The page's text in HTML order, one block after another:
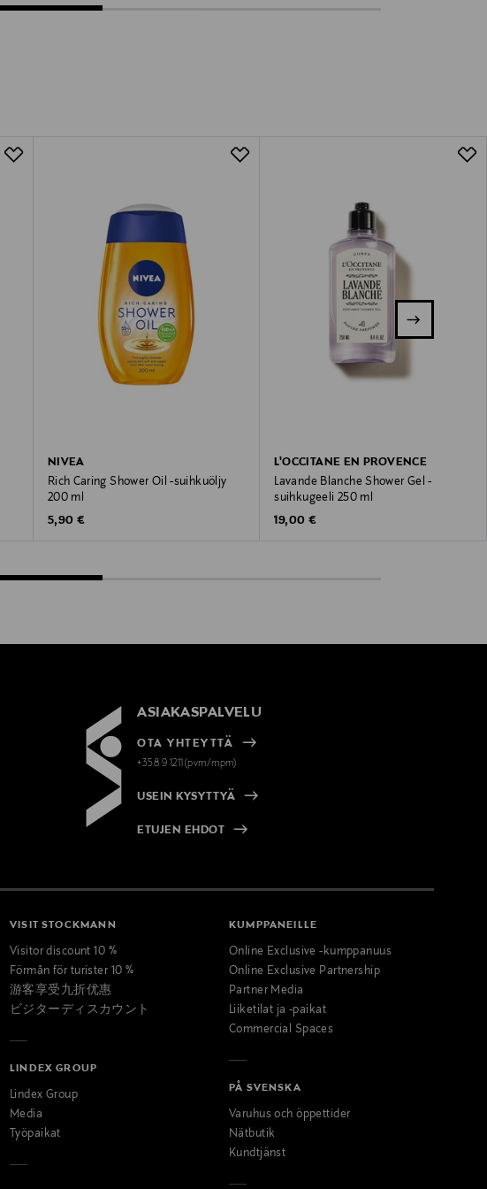
NIVEA
Rich Caring Shower Oil -suihkuöljy
200 ml
Original Price
5,90 €
L'OCCITANE EN PROVENCE
Lavande Blanche Shower Gel -
suihkugeeli 250 ml
Original Price
19,00 €
ASIAKASPALVELU
OTA YHTEYTTÄ
+358 9 1211(pvm/mpm)
USEIN KYSYTTYÄ
ETUJEN EHDOT
VISIT STOCKMANN
Visitor discount 10 %
Förmån för turister 10 %
游客享受九折优惠
ビジターディスカウント
LINDEX GROUP
Lindex Group
Media
Työpaikat
KUMPPANEILLE
Online Exclusive -kumppanuus
Online Exclusive Partnership
Partner Media
Liiketilat ja -paikat
Commercial Spaces
PÅ SVENSKA
Varuhus och öppettider
Nätbutik
Kundtjänst